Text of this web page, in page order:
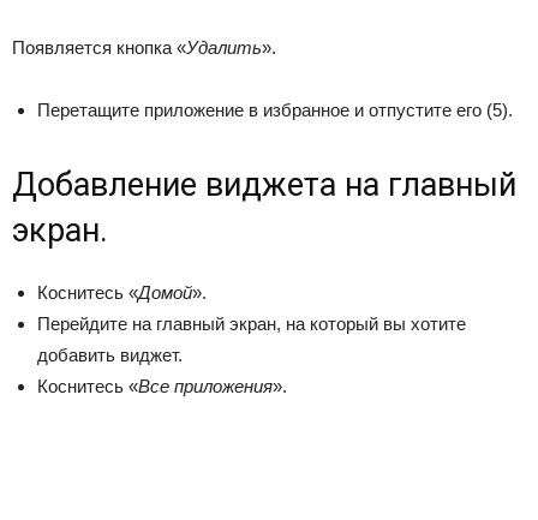
Появляется кнопка «Удалить».
Перетащите приложение в избранное и отпустите его (5).
Добавление виджета на главный
экран.
Коснитесь «Домой».
Перейдите на главный экран, на который вы хотите
добавить виджет.
Коснитесь «Все приложения».